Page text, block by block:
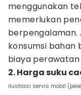
menggunakan
memerlukan
berpengalaman.
konsumsi
biaya
2. Harga suku
ilustrasi servis mobil